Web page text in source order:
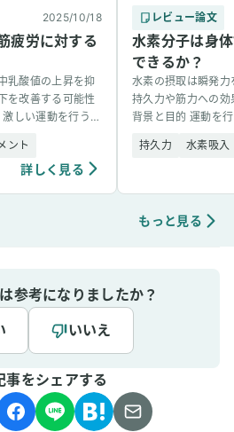
2025/10/18
疲労に対する
乳酸値の上昇を抑
を改善する可能性
しい運動を行う
ント
詳しく見る
レビュー論文
水素分子は身
できるか？
水素の摂取は瞬発
持久力や筋力への
背景と目的 運動を
スに影響を与える
持久力 水素吸入
もっと見る
参考になりましたか？
いいえ
事をシェアする